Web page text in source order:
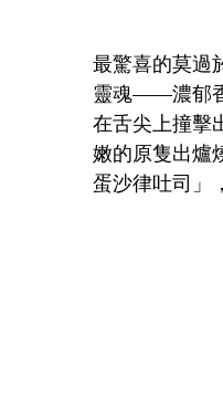
最驚喜的莫過
靈魂——濃郁
在舌尖上撞擊
嫩的原隻出爐
蛋沙律吐司」